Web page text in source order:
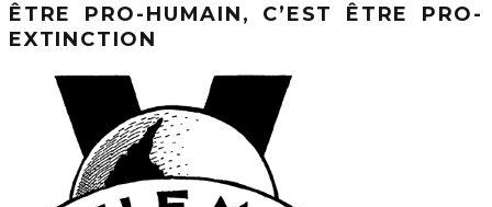
ÊTRE PRO-HUMAIN, C’EST ÊTRE PRO-
EXTINCTION